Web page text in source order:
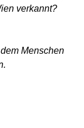
verkannt?
Menschen